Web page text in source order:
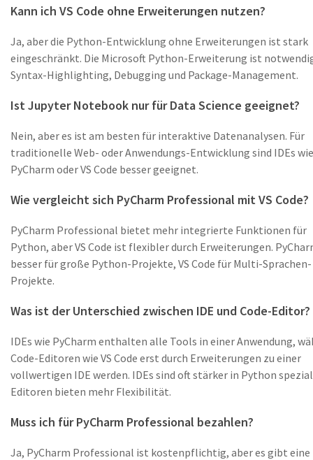
Kann ich VS Code ohne Erweiterungen nutzen?
Ja, aber die Python-Entwicklung ohne Erweiterungen ist stark
eingeschränkt. Die Microsoft Python-Erweiterung ist
Syntax-Highlighting, Debugging und Package-Management.
Ist Jupyter Notebook nur für Data Science geeignet?
Nein, aber es ist am besten für interaktive Datenanalysen. Für
traditionelle Web- oder Anwendungs-Entwicklung sind IDEs wie
PyCharm oder VS Code besser geeignet.
Wie vergleicht sich PyCharm Professional mit VS Code?
PyCharm Professional bietet mehr integrierte Funktionen für
Python, aber VS Code ist flexibler durch Erweiterungen.
besser für große Python-Projekte, VS Code für Multi-Sprachen-
Projekte.
Was ist der Unterschied zwischen IDE und Code-Editor?
IDEs wie PyCharm enthalten alle Tools in einer Anwendung,
Code-Editoren wie VS Code erst durch Erweiterungen zu einer
vollwertigen IDE werden. IDEs sind oft stärker in Python
Editoren bieten mehr Flexibilität.
Muss ich für PyCharm Professional bezahlen?
Ja, PyCharm Professional ist kostenpflichtig, aber es gibt eine